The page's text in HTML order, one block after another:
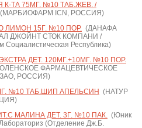
ТА 75МГ. №10 ТАБ.ЖЕВ. /
ICN, РОССИЯ)
ЛИМОН 15Г. №10 ПОР.(ДАНАФА
ДЖОЙНТ СТОК КОМПАНИ /
Социалистическая Республика)
ДЕТ. 120МГ.+10МГ. №10 ПОР.
ФАРМАЦЕВТИЧЕСКОЕ
РОССИЯ)
№10 ТАБ.ШИП АПЕЛЬСИН (НАТУР
МАЛИНА ДЕТ. 3Г. №10 ПАК.(Юник
(Отделение Дж.Б.